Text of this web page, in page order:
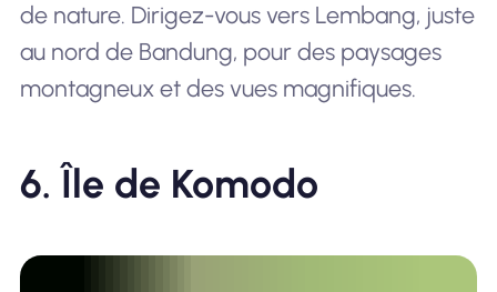
de nature. Dirigez-vous vers Lembang, juste
au nord de Bandung, pour des paysages
montagneux et des vues magnifiques.
6. Île de Komodo